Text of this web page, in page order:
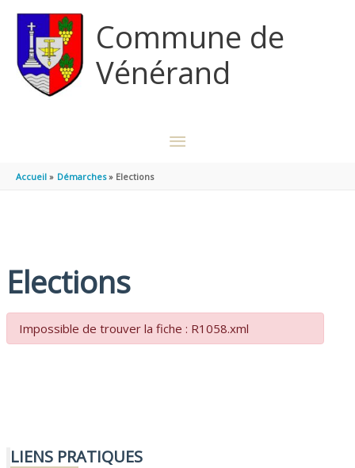
Commune de
Vénérand
MENU
Accueil Démarches Elections
Elections
Impossible de trouver la fiche : R1058.xml
LIENS PRATIQUES